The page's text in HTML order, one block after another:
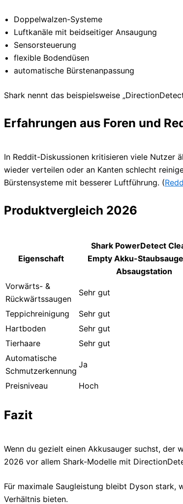
Doppelwalzen-Systeme
Luftkanäle mit beidseitiger Ansaugung
Sensorsteuerung
flexible Bodendüsen
automatische Bürstenanpassung
Shark nennt das beispielsweise
Erfahrungen aus Foren und
In Reddit-Diskussionen kritisieren viele Nutzer
wieder verteilen oder an Kanten schlecht
Bürstensysteme mit besserer Luftführung. (
Produktvergleich 2026
Eigenschaft
Shark PowerDetect
Empty Akku-
Absaugstation
Vorwärts- &
Rückwärtssaugen
Sehr gut
Teppichreinigung Sehr gut
Hartboden
Sehr gut
Tierhaare
Sehr gut
Automatische
Schmutzerkennung
Ja
Preisniveau Hoch
Fazit
Wenn du gezielt einen Akkusauger suchst,
2026 vor allem Shark-Modelle mit
Für maximale Saugleistung bleibt Dyson stark,
Verhältnis bieten.